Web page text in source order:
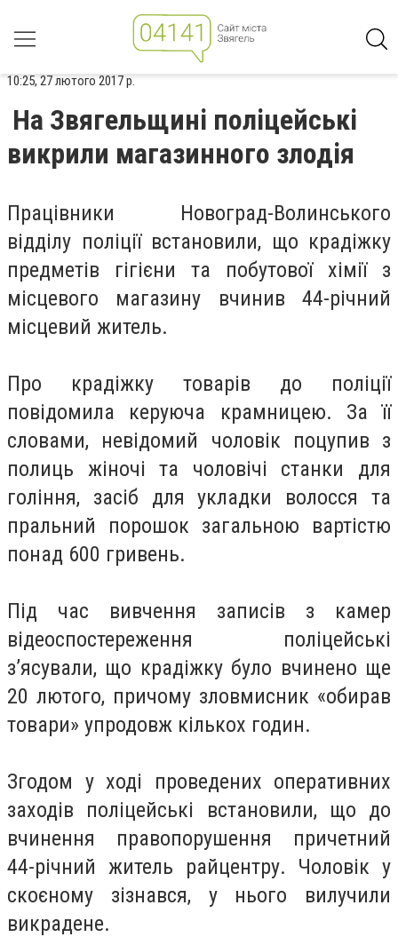
10:25, 27 лютого 2017 р.
На Звягельщині поліцейські
викрили магазинного злодія
Працівники Новоград-Волинського
відділу поліції встановили, що крадіжку
предметів гігієни та побутової хімії з
місцевого магазину вчинив 44-річний
місцевий житель.
Про крадіжку товарів до поліції
повідомила керуюча крамницею. За її
словами, невідомий чоловік поцупив з
полиць жіночі та чоловічі станки для
гоління, засіб для укладки волосся та
пральний порошок загальною вартістю
понад 600 гривень.
Під час вивчення записів з камер
відеоспостереження поліцейські
з’ясували, що крадіжку було вчинено ще
20 лютого, причому зловмисник «обирав
товари» упродовж кількох годин.
Згодом у ході проведених оперативних
заходів поліцейські встановили, що до
вчинення правопорушення причетний
44-річний житель райцентру. Чоловік у
скоєному зізнався, у нього вилучили
викрадене.